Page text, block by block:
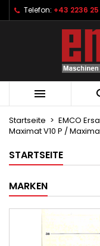
Telefon: +43 2236

Startseite EMCO
Maximat V10 P /
STARTSEITE
MARKEN
Ihre
Neue Liste
Name der
Anmelden
Sie müssen
Wunschliste